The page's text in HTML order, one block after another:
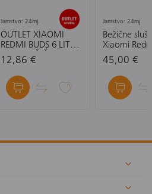
Jamstvo: 24mj.
OUTLET XIAOMI
REDMI BUDS 6 LITE:
CRNA-BEŽIČNE
SLUŠALICE
12,86 €
Jamstvo: 24mj.
Bežične
Xiaomi
8, bijele
45,00 €